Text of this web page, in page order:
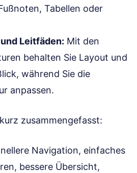
Tabellen oder
und Leitfäden: Mit den
behalten Sie Layout und
während Sie die
anpassen.
zusammengefasst:
Navigation, einfaches
bessere Übersicht,